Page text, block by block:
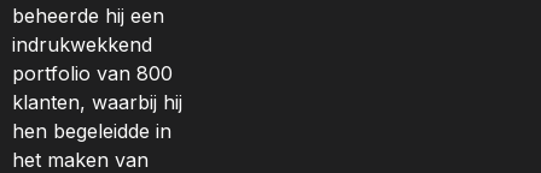
beheerde hij een
indrukwekkend
portfolio van 800
klanten, waarbij hij
hen begeleidde in
het maken van